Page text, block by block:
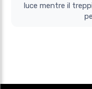
luce mentre il